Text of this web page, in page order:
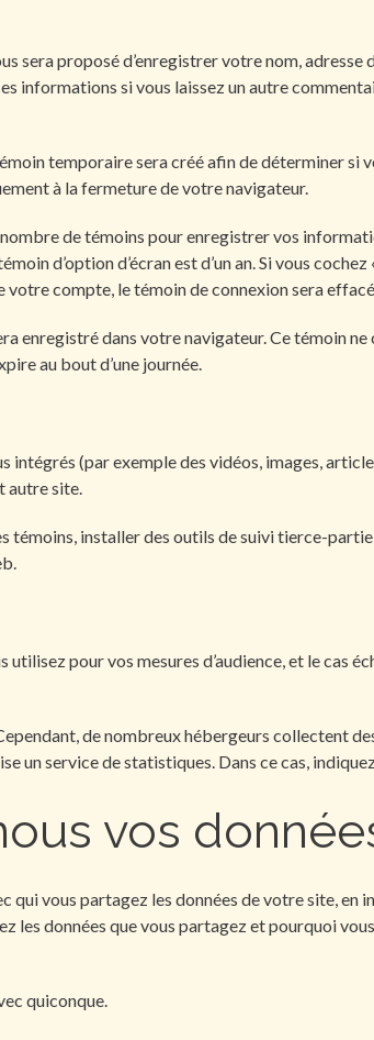
sera proposé d’enregistrer votre nom, adresse
informations si vous laissez un autre
temporaire sera créé afin de déterminer si
à la fermeture de votre navigateur.
de témoins pour enregistrer vos
d’option d’écran est d’un an. Si vous
votre compte, le témoin de connexion sera
enregistré dans votre navigateur. Ce témoin
au bout d’une journée.
intégrés (par exemple des vidéos, images,
autre site.
témoins, installer des outils de suivi tierce-
pour vos mesures d’audience, et le cas
de nombreux hébergeurs collectent
un service de statistiques. Dans ce cas,
vos
vous partagez les données de votre site, en
les données que vous partagez et pourquoi
quiconque.